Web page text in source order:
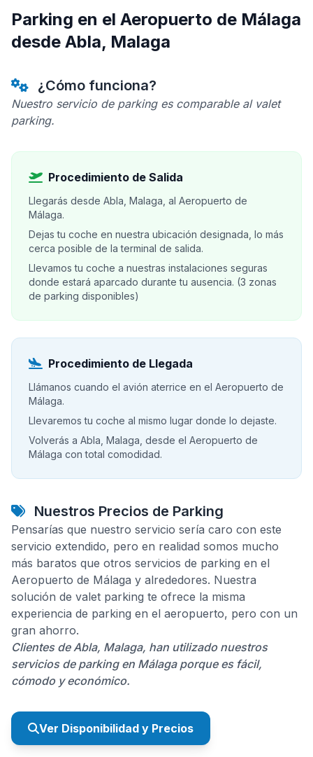
Parking en el Aeropuerto de Málaga
desde Abla, Malaga
¿Cómo funciona?
Nuestro servicio de parking es comparable al valet
parking.
Procedimiento de Salida
Llegarás desde Abla, Malaga, al Aeropuerto de
Málaga.
Dejas tu coche en nuestra ubicación designada, lo más
cerca posible de la terminal de salida.
Llevamos tu coche a nuestras instalaciones seguras
donde estará aparcado durante tu ausencia. (3 zonas
de parking disponibles)
Procedimiento de Llegada
Llámanos cuando el avión aterrice en el Aeropuerto de
Málaga.
Llevaremos tu coche al mismo lugar donde lo dejaste.
Volverás a Abla, Malaga, desde el Aeropuerto de
Málaga con total comodidad.
Nuestros Precios de Parking
Pensarías que nuestro servicio sería caro con este
servicio extendido, pero en realidad somos mucho
más baratos que otros servicios de parking en el
Aeropuerto de Málaga y alrededores. Nuestra
solución de valet parking te ofrece la misma
experiencia de parking en el aeropuerto, pero con un
gran ahorro.
Clientes de Abla, Malaga, han utilizado nuestros
servicios de parking en Málaga porque es fácil,
cómodo y económico.
Ver Disponibilidad y Precios